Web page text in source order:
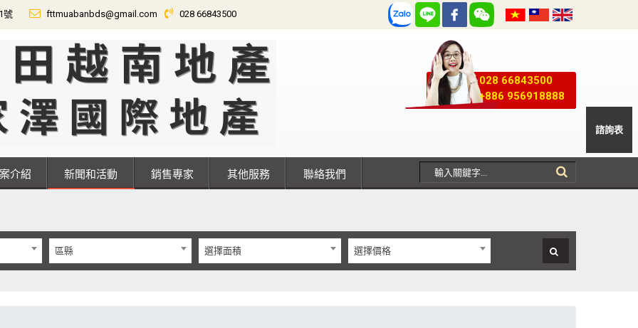
號 fttmuabanbds@gmail.com 028 66843500
028 66843500
+886 956918888
案介紹 新聞和活動 銷售專家 其他服務 聯絡我們
區縣 選擇面積 選擇價格
諮詢表